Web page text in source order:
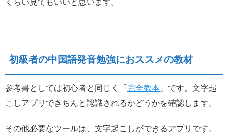
くらい見てもいいと思います。
初級者の中国語発音勉強におススメの教材
参考書としては初心者と同じく「 完全教本 」です。文字起
こしアプリできちんと認識されるかどうかを確認します。
その他必要なツールは、文字起こしができるアプリです。